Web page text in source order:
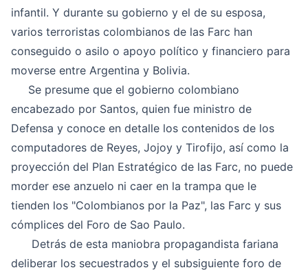
infantil. Y durante su gobierno y el de su esposa,
varios terroristas colombianos de las Farc han
conseguido o asilo o apoyo político y financiero para
moverse entre Argentina y Bolivia.
Se presume que el gobierno colombiano
encabezado por Santos, quien fue ministro de
Defensa y conoce en detalle los contenidos de los
computadores de Reyes, Jojoy y Tirofijo, así como la
proyección del Plan Estratégico de las Farc, no puede
morder ese anzuelo ni caer en la trampa que le
tienden los "Colombianos por la Paz", las Farc y sus
cómplices del Foro de Sao Paulo.
Detrás de esta maniobra propagandista fariana
deliberar los secuestrados y el subsiguiente foro de